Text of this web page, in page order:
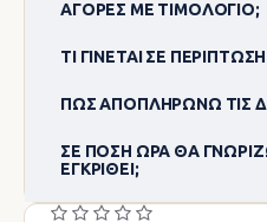
ΑΓΟΡΈΣ ΜΕ ΤΙΜΟΛΌΓΙΟ;
ΤΙ ΓΊΝΕΤΑΙ ΣΕ
ΠΏΣ ΑΠΟΠΛΗΡΏΝΩ ΤΙΣ
ΣΕ ΠΌΣΗ ΏΡΑ ΘΑ
ΕΓΚΡΙΘΕΊ;